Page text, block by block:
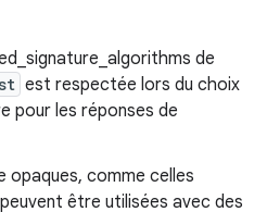
de
est respectée lors du choix
pour les réponses de
opaques, comme celles
être utilisées avec des